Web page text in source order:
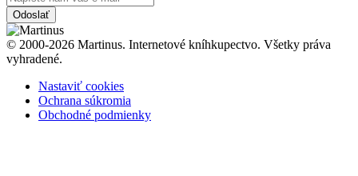
Odoslať
© 2000-2026 Martinus. Internetové kníhkupectvo. Všetky práva
vyhradené.
Nastaviť cookies
Ochrana súkromia
Obchodné podmienky